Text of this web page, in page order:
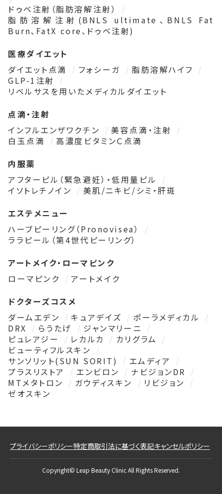
ドゥベ注射（脂肪溶解注射）
脂肪溶解注射(BNLS ultimate、BNLS Fat
Burn、FatX core、ドゥベ注射)
医療ダイエット
ダイエット点滴
フォシーガ
脂肪溶解ハイフ
GLP-1注射
リベルサスを用いたメディカルダイエット
点滴・注射
インフルエンザワクチン
美容点滴・注射
白玉点滴
高濃度ビタミンＣ点滴
内服薬
アフターピル（緊急避妊）・低用量ピル
イソトレチノイン
美肌/ニキビ/シミ・肝斑
エステメニュー
ハーブピーリング（Pronovisea）
ララピール（第4世代ピーリング）
アートメイク・ローマピンク
ローマピンク
アートメイク
ドクターズコスメ
ダームエデン
キュアデイズ
ポーラメディカル
DRX
らうたげ
ジャンマリーニ
ピュレアジー
レカルカ
カリグラム
ビューティフルスキン
サンソリット(SUN SORIT)
エムディア
プラスリストア
エンビロン
ナビジョンDR
MTメタトロン
ガウディスキン
リビジョン
ゼオスキン
プライバシーポリシー特定商取引法に基づく表記キャンセルポリシー
Copyright© Leap Beauty Clinic All Rights Reserved.